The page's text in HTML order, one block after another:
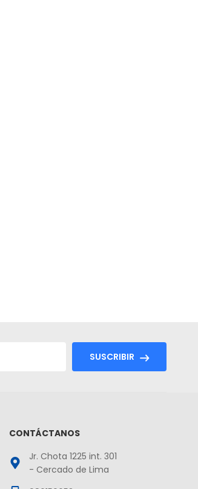
SUSCRIBIR
CONTÁCTANOS
Jr. Chota 1225 int. 301
- Cercado de Lima